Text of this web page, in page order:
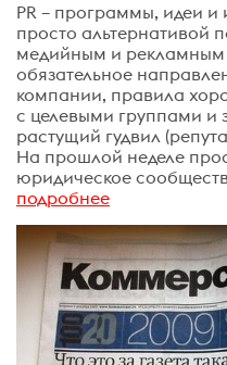
PR – программы, идеи
просто альтернативой
медийным и рекламным
обязательное
компании, правила
с целевыми группами и
растущий гудвил
На прошлой неделе
юридическое
подробнее